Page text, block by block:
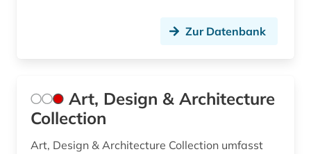
john (1)
Zur Datenbank
Art, Design & Architecture
Collection
Art, Design & Architecture Collection umfasst